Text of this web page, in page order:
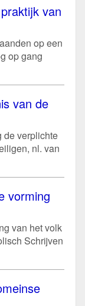
van
op een
op gang
van de
de verplichte
nl. van
vorming
van het volk
Schrijven